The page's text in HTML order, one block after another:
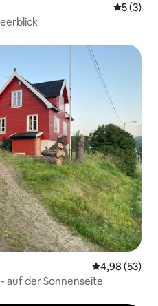
5 (3)
4,98 (53)
auf der Sonnenseite